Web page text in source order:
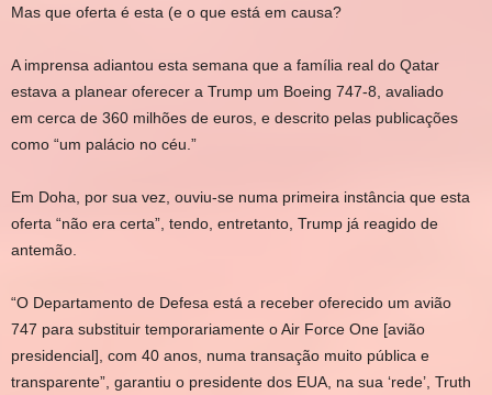
Mas que oferta é esta (e o que está em causa?
A imprensa adiantou esta semana que a família real do Qatar
estava a planear oferecer a Trump um Boeing 747-8, avaliado
em cerca de 360 milhões de euros , e descrito pelas publicações
como “um palácio no céu.”
Em Doha, por sua vez, ouviu-se numa primeira instância que esta
oferta “não era certa”, tendo, entretanto, Trump já reagido de
antemão.
“O Departamento de Defesa está a receber oferecido um avião
747 para substituir temporariamente o Air Force One [avião
presidencial], com 40 anos, numa transação muito pública e
transparente”, garantiu o presidente dos EUA, na sua ‘rede’, Truth